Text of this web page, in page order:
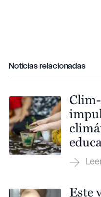
Noticias relacionadas
Este